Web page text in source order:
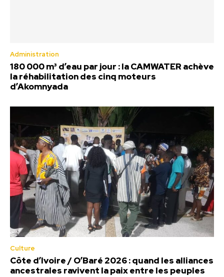
Administration
180 000 m³ d’eau par jour : la CAMWATER achève
la réhabilitation des cinq moteurs
d’Akomnyada
Culture
Côte d’Ivoire / O’Baré 2026 : quand les alliances
ancestrales ravivent la paix entre les peuples